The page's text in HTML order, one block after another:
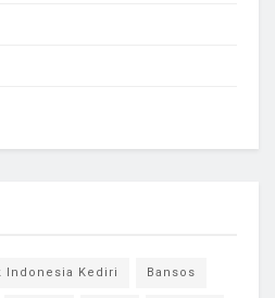
Indonesia Kediri Bansos